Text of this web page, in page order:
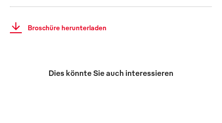
Broschüre herunterladen
Dies könnte Sie auch interessieren